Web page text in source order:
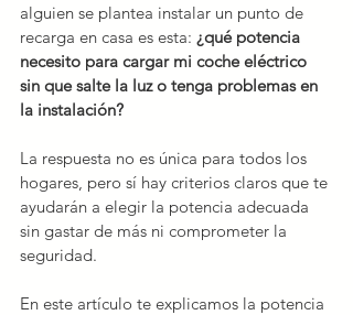
alguien se plantea instalar un punto de
recarga en casa es esta: ¿qué potencia
necesito para cargar mi coche eléctrico
sin que salte la luz o tenga problemas en
la instalación?
La respuesta no es única para todos los
hogares, pero sí hay criterios claros que te
ayudarán a elegir la potencia adecuada
sin gastar de más ni comprometer la
seguridad.
En este artículo te explicamos la potencia